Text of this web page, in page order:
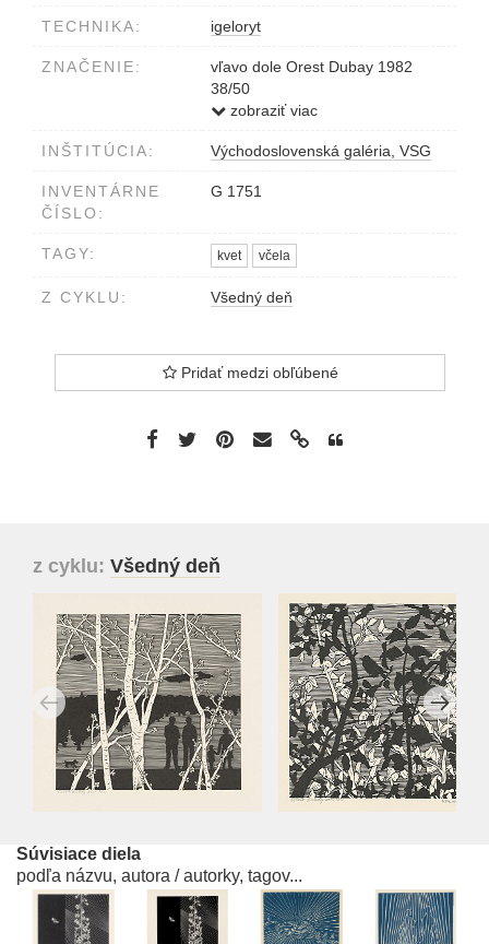
TECHNIKA: igeloryt
ZNAČENIE:
vľavo dole Orest Dubay 1982
38/50
vpravo dole Z cyklu Všedný deň:
zobraziť viac
INŠTITÚCIA: Východoslovenská galéria, VSG
INVENTÁRNE
ČÍSLO:
G 1751
TAGY: kvet včela
Z CYKLU: Všedný deň
Pridať medzi obľúbené
z cyklu: Všedný deň
Súvisiace diela
podľa názvu, autora / autorky, tagov...